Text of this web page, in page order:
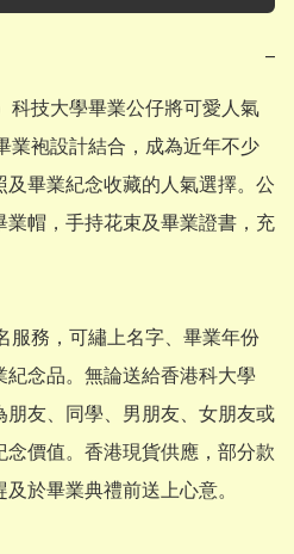
−
技大學畢業公仔將可愛人氣
業袍設計結合，成為近年不少
畢業紀念收藏的人氣選擇。公
帽，手持花束及畢業證書，充
務，可繡上名字、畢業年份
念品。無論送給香港科大學
友、同學、男朋友、女朋友或
價值。香港現貨供應，部分款
於畢業典禮前送上心意。